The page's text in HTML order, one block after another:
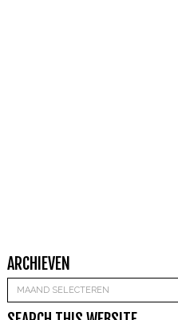
ARCHIEVEN
Archieven